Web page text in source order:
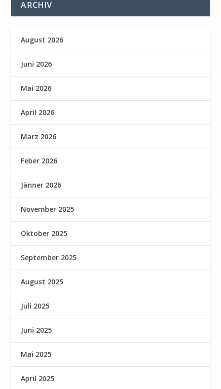
ARCHIV
August 2026
Juni 2026
Mai 2026
April 2026
März 2026
Feber 2026
Jänner 2026
November 2025
Oktober 2025
September 2025
August 2025
Juli 2025
Juni 2025
Mai 2025
April 2025